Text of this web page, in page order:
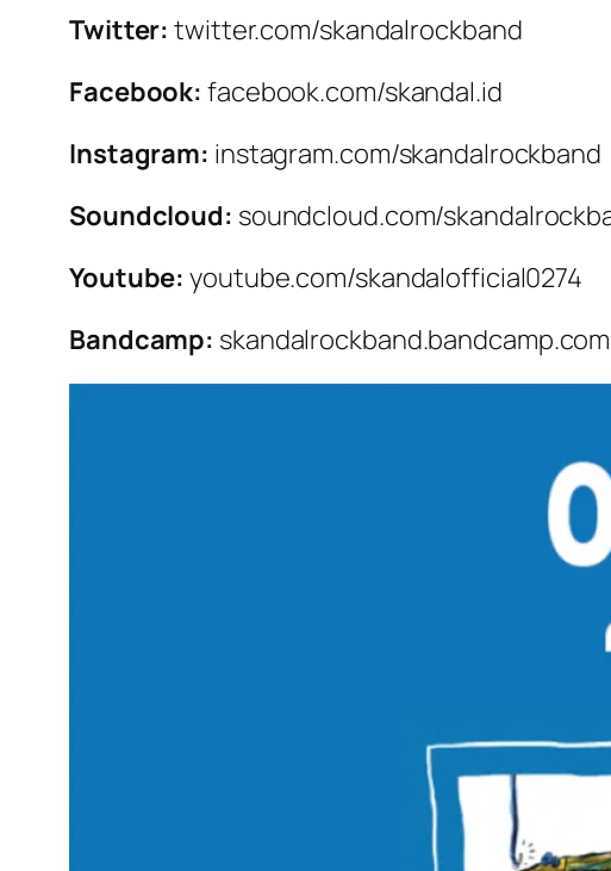
Twitter: twitter.com/skandalrockband
Facebook: facebook.com/skandal.id
Instagram: instagram.com/skandalrockband
Soundcloud: soundcloud.com/
Youtube: youtube.com/skandalofficial0274
Bandcamp: skandalrockband.bandcamp.com